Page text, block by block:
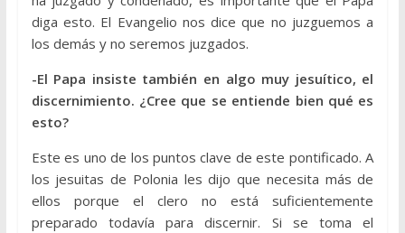
diga esto. El Evangelio nos dice que no juzguemos a
los demás y no seremos juzgados.
-El Papa insiste también en algo muy jesuítico, el
discernimiento. ¿Cree que se entiende bien qué es
esto?
Este es uno de los puntos clave de este pontificado. A
los jesuitas de Polonia les dijo que necesita más de
ellos porque el clero no está suficientemente
preparado todavía para discernir. Si se toma el